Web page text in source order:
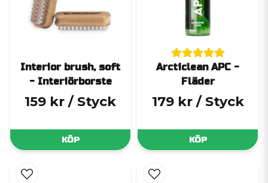
Interior brush, soft
- Interiörborste
159 kr / Styck
KÖP
Arcticlean APC -
Fläder
179 kr / Styck
KÖP